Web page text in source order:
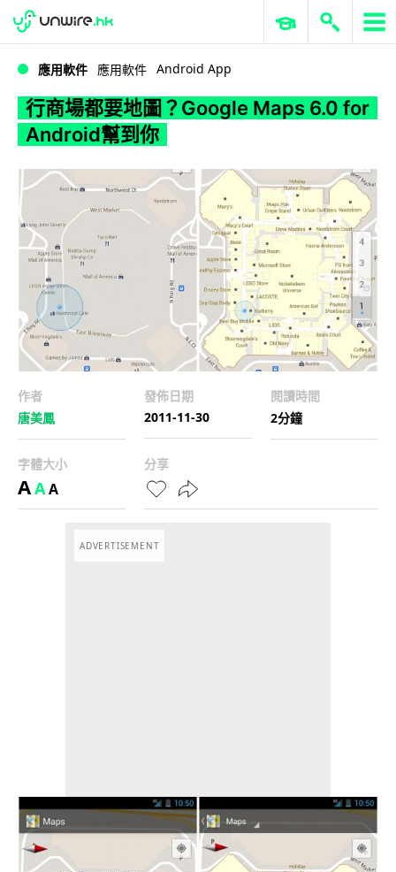
WWDC 2026 ERP 與商業 AI
應用軟件 應用軟件 Android App
行商場都要地圖？Google Maps 6.0 for
Android幫到你
作者
唐美鳳
發佈日期
2011-11-30
閱讀時間
2分鐘
字體大小
AAA
分享
ADVERTISEMENT